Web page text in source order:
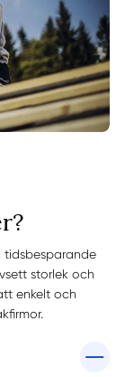
tidsbesparande
storlek och
enkelt och